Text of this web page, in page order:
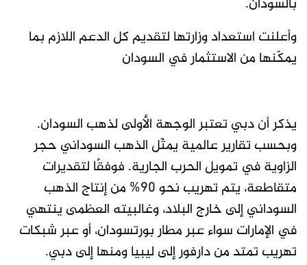
وأعلنت استعداد وزارتها لتقديم كل الدعم اللازم بما
يمكّنها من الاستثمار في السودان
يذكر أن دبي تعتبر الوجهة الأولى لذهب السودان.
وبحسب تقارير عالمية يمثّل الذهب السوداني حجر
الزاوية في تمويل الحرب الجارية. فوفقًا لتقديرات
متقاطعة، يتم تهريب نحو 90% من إنتاج الذهب
السوداني إلى خارج البلاد، وغالبيته العظمى ينتهي
في الإمارات سواء عبر مطار بورتسودان، أو عبر شبكات
تهريب تمتد من دارفور إلى ليبيا ومنها إلى دبي.